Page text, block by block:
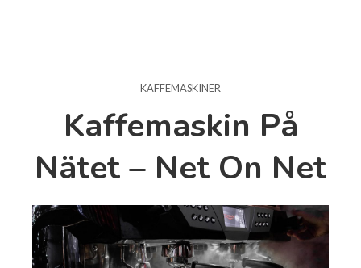
KAFFEMASKINER
Kaffemaskin På
Nätet – Net On Net